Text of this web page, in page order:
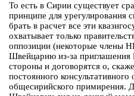
То есть в Сирии существует
принципе для урегулирования
брать в расчет все эти
охватывает только
оппозиции (некоторые члены
Швейцарию из-за приглашения
стороны и договорятся о,
постоянного консультативного
общесирийского примирения.